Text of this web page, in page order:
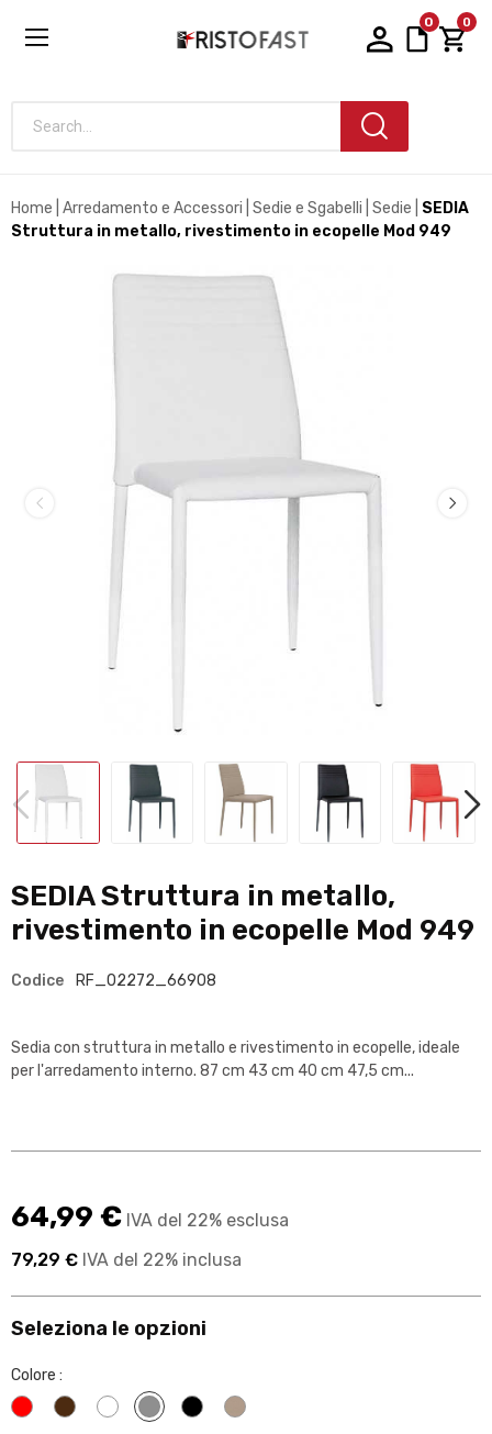
0 0
Search...
Home Arredamento e Accessori Sedie e Sgabelli Sedie
SEDIA
Struttura in metallo, rivestimento in ecopelle Mod 949
SEDIA Struttura in metallo,
rivestimento in ecopelle Mod 949
Codice RF_02272_66908
Sedia con struttura in metallo e rivestimento in ecopelle, ideale
per l'arredamento interno. 87 cm 43 cm 40 cm 47,5 cm...
64,99 € IVA del 22% esclusa
79,29 € IVA del 22% inclusa
Seleziona le opzioni
Colore :
RossoWengèBiancoGrigio Nero Beige